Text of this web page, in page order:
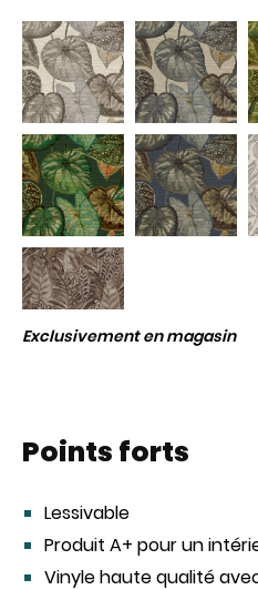
Exclusivement en magasin
Points forts
Lessivable
Produit A+ pour un
Vinyle haute qualité